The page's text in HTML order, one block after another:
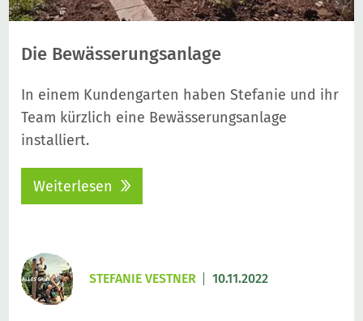
Die Bewässerungsanlage
In einem Kundengarten haben Stefanie und ihr
Team kürzlich eine Bewässerungsanlage
installiert.
Weiterlesen
STEFANIE VESTNER 10.11.2022